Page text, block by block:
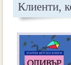
Клиенти,